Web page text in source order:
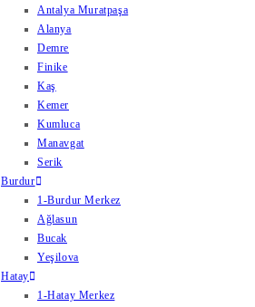
Antalya Muratpaşa
Alanya
Demre
Finike
Kaş
Kemer
Kumluca
Manavgat
Serik
Burdur
1-Burdur Merkez
Ağlasun
Bucak
Yeşilova
Hatay
1-Hatay Merkez